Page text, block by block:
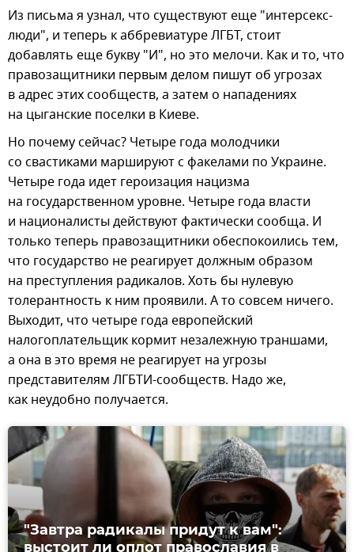
Из письма я узнал, что существуют еще "интерсекс-
люди", и теперь к аббревиатуре ЛГБТ, стоит
добавлять еще букву "И", но это мелочи. Как и то, что
правозащитники первым делом пишут об угрозах
в адрес этих сообществ, а затем о нападениях
на цыганские поселки в Киеве.
Но почему сейчас? Четыре года молодчики
со свастиками маршируют с факелами по Украине.
Четыре года идет героизация нацизма
на государственном уровне. Четыре года власти
и националисты действуют фактически сообща. И
только теперь правозащитники обеспокоились тем,
что государство не реагирует должным образом
на преступления радикалов. Хоть бы нулевую
толерантность к ним проявили. А то совсем ничего.
Выходит, что четыре года европейский
налогоплательщик кормит незалежную траншами,
а она в это время не реагирует на угрозы
представителям ЛГБТИ-сообществ. Надо же,
как неудобно получается.
"Завтра радикалы придут к вам":
выстоит ли оплот православия в